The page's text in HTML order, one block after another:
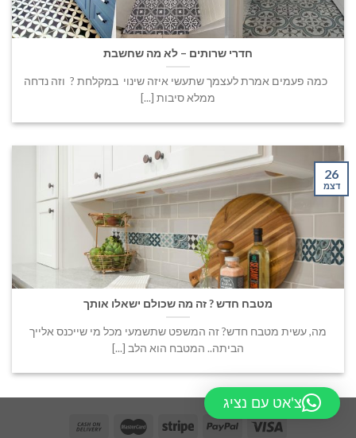
חדרי שרותים – לא מה שחשבת
כמה פעמים אמרת לעצמך שתעשי איזה שינוי במקלחת ? ⁠ וזה נדחה
ממלא סיבות [...]
מטבח חדש ? זה מה שכולם ישאלו אותך
מה, עשית מטבח חדש? זה המשפט שתשמעי מכל מי שייכנס אלייך
הביתה.. המטבח הוא הלב [...]
26
דצמ
צ'אט עם נציג